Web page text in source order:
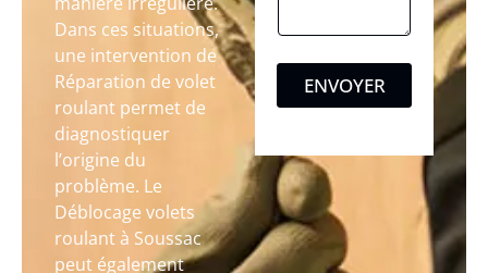
Dans ces situations,
une intervention de
Réparation de volet
roulant permet de
diagnostiquer
l’origine du
problème. Le
Déblocage volets
roulant à Soussac
peut également
ENVOYER